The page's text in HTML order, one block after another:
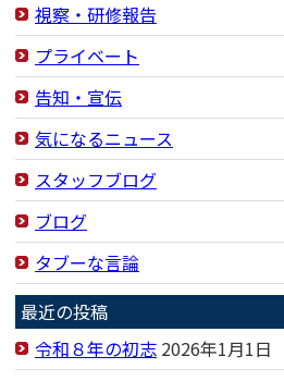
視察・研修報告
プライベート
告知・宣伝
気になるニュース
スタッフブログ
ブログ
タブーな言論
最近の投稿
令和８年の初志 2026年1月1日